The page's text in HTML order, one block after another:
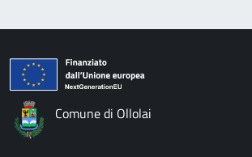
Comune di Ollolai